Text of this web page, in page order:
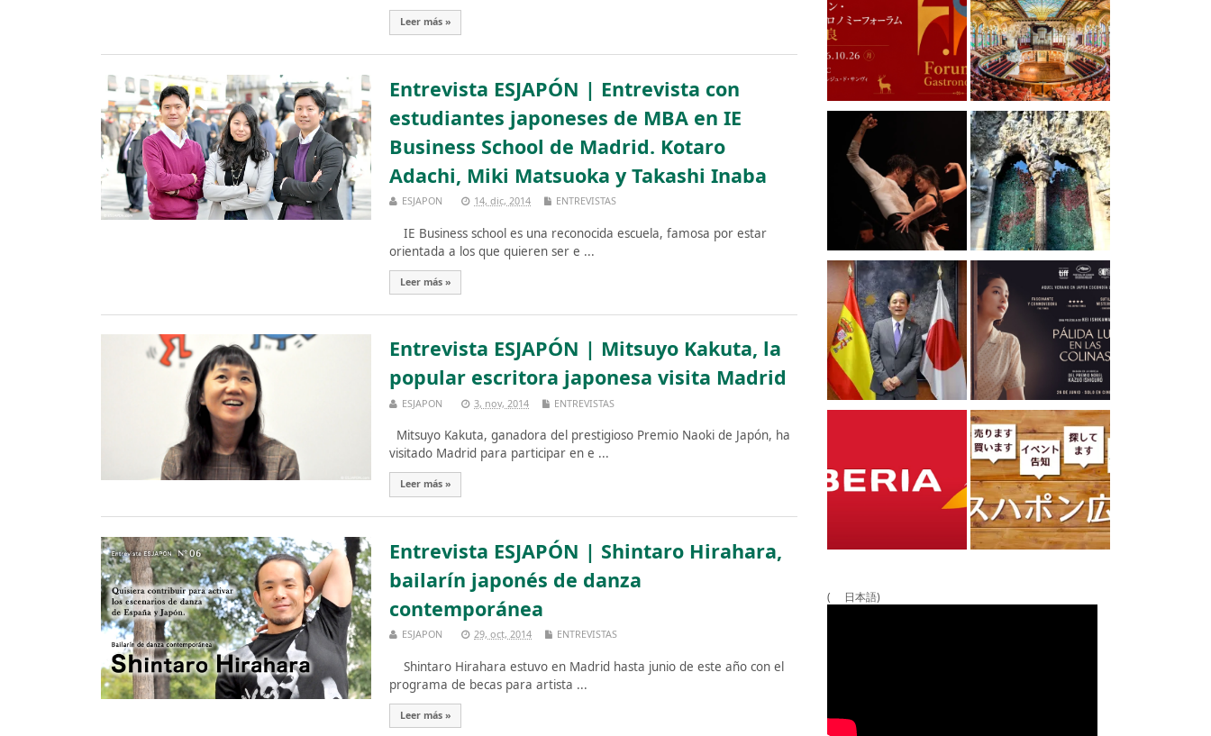
Leer más »
Entrevista ESJAPÓN | Entrevista con
estudiantes japoneses de MBA en IE
Business School de Madrid. Kotaro
Adachi, Miki Matsuoka y Takashi Inaba
ESJAPON 14, dic, 2014 ENTREVISTAS
IE Business school es una reconocida escuela, famosa por estar
orientada a los que quieren ser e ...
Leer más »
Entrevista ESJAPÓN | Mitsuyo Kakuta, la
popular escritora japonesa visita Madrid
ESJAPON 3, nov, 2014 ENTREVISTAS
Mitsuyo Kakuta, ganadora del prestigioso Premio Naoki de Japón, ha
visitado Madrid para participar en e ...
Leer más »
Entrevista ESJAPÓN | Shintaro Hirahara,
bailarín japonés de danza
contemporánea
ESJAPON 29, oct, 2014 ENTREVISTAS
Shintaro Hirahara estuvo en Madrid hasta junio de este año con el
programa de becas para artista ...
Leer más »
( 日本語)